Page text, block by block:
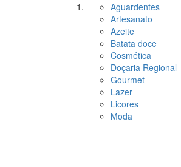
Aguardentes
Artesanato
Azeite
Batata doce
Cosmética
Doçaria Regional
Gourmet
Lazer
Licores
Moda